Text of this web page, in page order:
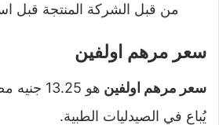
من قبل الشركة المنتجة قبل
سعر مرهم اولفين
سعر مرهم اولفين
هو 13.25
يُباع في الصيدليات الطبية.